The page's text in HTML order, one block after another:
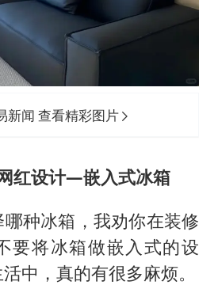
新闻 查看精彩图片
红设计—嵌入式冰箱
种冰箱，我劝你在装修
要将冰箱做嵌入式的设
中，真的有很多麻烦。